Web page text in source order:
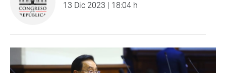
13 Dic 2023 | 18:04 h